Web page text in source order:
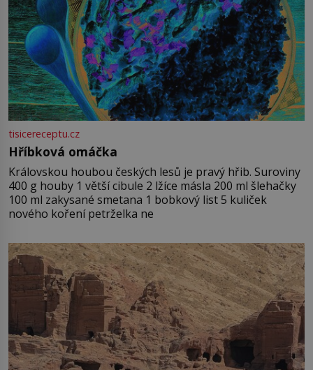
tisicereceptu.cz
Hříbková omáčka
Královskou houbou českých lesů je pravý hřib. Suroviny
400 g houby 1 větší cibule 2 lžíce másla 200 ml šlehačky
100 ml zakysané smetana 1 bobkový list 5 kuliček
nového koření petrželka ne